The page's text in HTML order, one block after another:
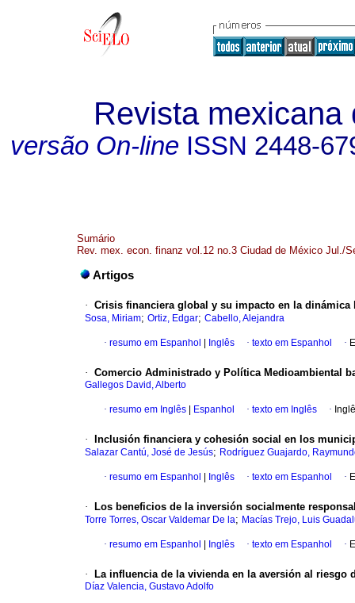
Revista
versão On-line ISSN 2448-
Sumário
Rev. mex. econ. finanz vol.12 no.3 Ciudad de México Jul./
Artigos
· Crisis financiera global y su impacto en la dinámica
Sosa, Miriam; Ortiz, Edgar; Cabello, Alejandra
· resumo em Espanhol Inglês · texto em Espanhol ·
· Comercio Administrado y Política Medioambiental
Gallegos David, Alberto
· resumo em Inglês Espanhol · texto em Inglês ·
· Inclusión financiera y cohesión social en los
Salazar Cantú, José de Jesús; Rodríguez Guajardo,
· resumo em Espanhol Inglês · texto em Espanhol ·
· Los beneficios de la inversión socialmente
Torre Torres, Oscar Valdemar De la; Macías Trejo, Luis
· resumo em Espanhol Inglês · texto em Espanhol ·
· La influencia de la vivienda en la aversión al riesgo
Díaz Valencia, Gustavo Adolfo